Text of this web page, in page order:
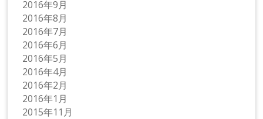
2016年9月
2016年8月
2016年7月
2016年6月
2016年5月
2016年4月
2016年2月
2016年1月
2015年11月